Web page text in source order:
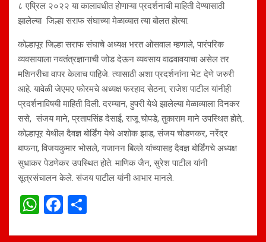
८ एप्रिल २०२२ या कालावधीत होणाऱ्या प्रदर्शनाची माहिती देण्यासाठी
झालेल्या जिल्हा सराफ संघाच्या मेळाव्यात त्या बोलत होत्या.
कोल्हापूर जिल्हा सराफ संघाचे अध्यक्ष भरत ओसवाल म्हणाले, पारंपरिक
व्यवसायाला नवतंत्रज्ञानाची जोड देऊन व्यवसाय वाढवावयाचा असेल तर
मशिनरीचा वापर केलाच पाहिजे. त्यासाठी अशा प्रदर्शनांना भेट देणे जरुरी
आहे. यावेळी जेएमए फोरमचे अध्यक्ष फरहाद सेठना, राजेश पाटील यांनीही
प्रदर्शनाविषयी माहिती दिली. दरम्यान, हुपरी येथे झालेल्या मेळाव्याला दिनकर
ससे, संजय माने, प्रतापसिंह देसाई, राजू चोपडे, तुकाराम माने उपस्थित होते,.
कोल्हापूर येथील दैवज्ञ बोर्डिंग येथे अशोक झाड, संजय चोडणकर, नरेंद्र
बाफना, विजयकुमार भोसले, गजानन बिल्ले यांच्यासह दैवज्ञ बोर्डिंगचे अध्यक्ष
सुधाकर पेडणेकर उपस्थित होते. माणिक जैन, सुरेश पाटील यांनी
सूत्रसंचालन केले. संजय पाटील यांनी आभार मानले.
W
F